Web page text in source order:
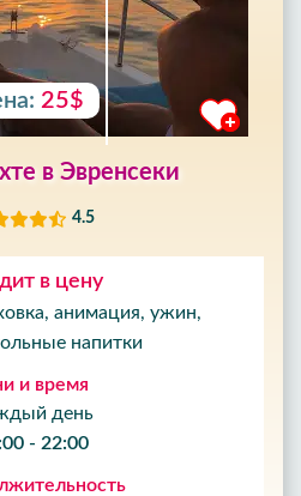
25$
в Эвренсеки
4.5
в цену
анимация, ужин,
напитки
и время
день
- 22:00